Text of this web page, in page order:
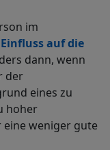
im
auf die
dann, wenn
der
eines zu
hoher
weniger gute